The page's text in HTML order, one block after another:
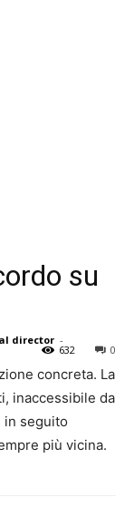
su
director -
0
632
concreta. La
inaccessibile da
in seguito
più vicina.